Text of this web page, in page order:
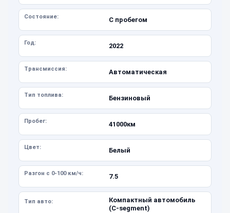
Состояние: С пробегом
Год: 2022
Трансмиссия: Автоматическая
Тип топлива: Бензиновый
Пробег: 41000км
Цвет: Белый
Разгон с 0-100 км/ч: 7.5
Тип авто:
Компактный автомобиль
(C-segment)